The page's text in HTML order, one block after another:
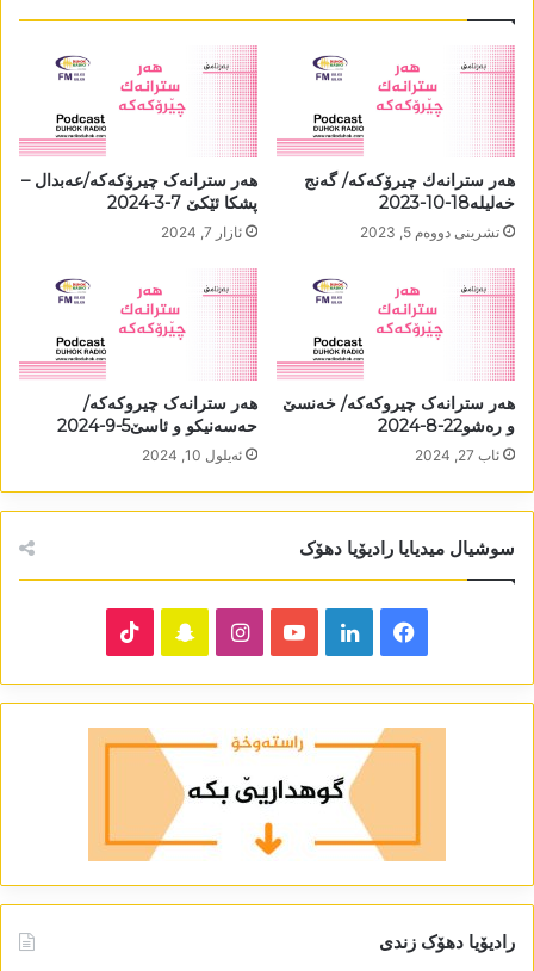
ھەر سترانەك چیرۆکەکە/ گەنج
خەلیلە18-10-2023
تشرینی دووه‌م 5, 2023
ھەر سترانەک چیرۆکەکە/عەبدال –
پشکا ئێکێ 7-3-2024
ئازار 7, 2024
ھەر سترانەک چیروکەکە/ خەنسێ
و رەشو22-8-2024
ئاب 27, 2024
ھەر سترانەک چیروکەکە/
حەسەنیکو و ئاسێ5-9-2024
ئه‌یلول 10, 2024
سوشیال میدیایا رادیۆیا دھۆک
Facebook
LinkedIn
YouTube
Instagram
Snapchat
رادیۆیا دھۆک زندی